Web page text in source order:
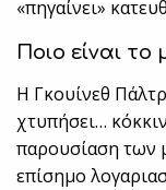
«πηγαίνει»
Ποιο είναι το
Η Γκουίνεθ
χτυπήσει…
παρουσίαση των
επίσημο